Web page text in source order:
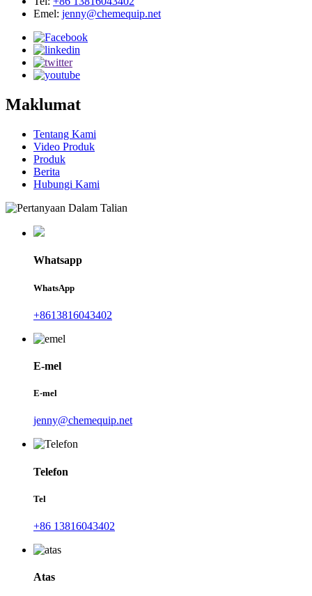
Emel: jenny@chemequip.net
Maklumat
Tentang Kami
Video Produk
Produk
Berita
Hubungi Kami
Whatsapp
WhatsApp
+8613816043402
E-mel
E-mel
jenny@chemequip.net
Telefon
Tel
+86 13816043402
Atas